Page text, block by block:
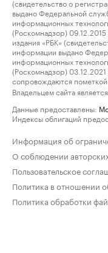
(свидетельство о
выдано Федеральной
информационных
(Роскомнадзор)
издания «РБК»
информации выдано
информационных
(Роскомнадзор)
сопровождаются пометкой
Владельцем сайта
Данные предоставлены:
Индексы облигаций
Информация об
О соблюдении
Пользовательское
Политика в отношении
Политика обработки